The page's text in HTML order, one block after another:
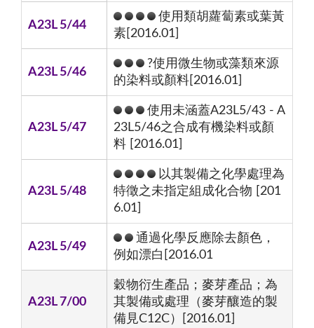
A23L 5/44
使用類胡蘿蔔素或葉黃
素[2016.01]
A23L 5/46
?使用微生物或藻類來源
的染料或顏料[2016.01]
A23L 5/47
使用未涵蓋A23L5/43 - A
23L5/46之合成有機染料或顏
料 [2016.01]
A23L 5/48
以其製備之化學處理為
特徵之未指定組成化合物 [201
6.01]
A23L 5/49
通過化學反應除去顏色，
例如漂白[2016.01
A23L 7/00
穀物衍生產品；麥芽產品；為
其製備或處理（麥芽釀造的製
備見C12C）[2016.01]